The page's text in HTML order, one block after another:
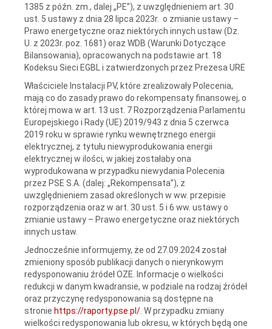
1385 z późn. zm., dalej „PE”), z uwzględnieniem art. 30
ust. 5 ustawy z dnia 28 lipca 2023r. o zmianie ustawy –
Prawo energetyczne oraz niektórych innych ustaw (Dz.
U. z 2023r. poz. 1681) oraz WDB (Warunki Dotyczące
Bilansowania), opracowanych na podstawie art. 18
Kodeksu Sieci EGBL i zatwierdzonych przez Prezesa URE
Właściciele Instalacji PV, które zrealizowały Polecenia,
mają co do zasady prawo do rekompensaty finansowej, o
której mowa w art. 13 ust. 7 Rozporządzenia Parlamentu
Europejskiego i Rady (UE) 2019/943 z dnia 5 czerwca
2019 roku w sprawie rynku wewnętrznego energii
elektrycznej, z tytułu niewyprodukowania energii
elektrycznej w ilości, w jakiej zostałaby ona
wyprodukowana w przypadku niewydania Polecenia
przez PSE S.A. (dalej: „Rekompensata”), z
uwzględnieniem zasad określonych w ww. przepisie
rozporządzenia oraz w art. 30 ust. 5 i 6 ww. ustawy o
zmianie ustawy – Prawo energetyczne oraz niektórych
innych ustaw.
Jednocześnie informujemy, że od 27.09.2024 został
zmieniony sposób publikacji danych o nierynkowym
redysponowaniu źródeł OZE. Informacje o wielkości
redukcji w danym kwadransie, w podziale na rodzaj źródeł
oraz przyczynę redysponowania są dostępne na
stronie https://raporty.pse.pl/ . W przypadku zmiany
wielkości redysponowania lub okresu, w których będą one